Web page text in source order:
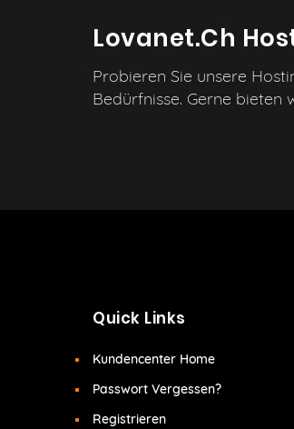
Lovanet.ch
Probieren Sie unsere
Bedürfnisse. Gerne bieten
Quick Links
Kundencenter Home
Passwort Vergessen?
Registrieren